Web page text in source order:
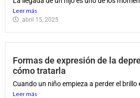
Leer más
abril 15, 2025
Formas de expresión de la
cómo tratarla
Cuando un niño empieza a perder el brillo
Leer más